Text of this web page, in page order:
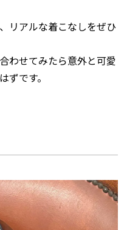
リアルな着こなしをぜひ
わせてみたら意外と可愛
ずです。